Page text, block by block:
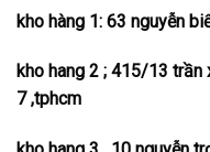
kho hàng 1: 63 nguyễn
kho hang 2 ; 415/13 trần
7 ,tphcm